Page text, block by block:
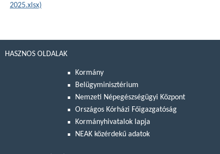
2025.xlsx)
HASZNOS OLDALAK
Kormány
Belügyminisztérium
Nemzeti Népegészségügyi Központ
Országos Kórházi Főigazgatóság
Kormányhivatalok lapja
NEAK közérdekű adatok